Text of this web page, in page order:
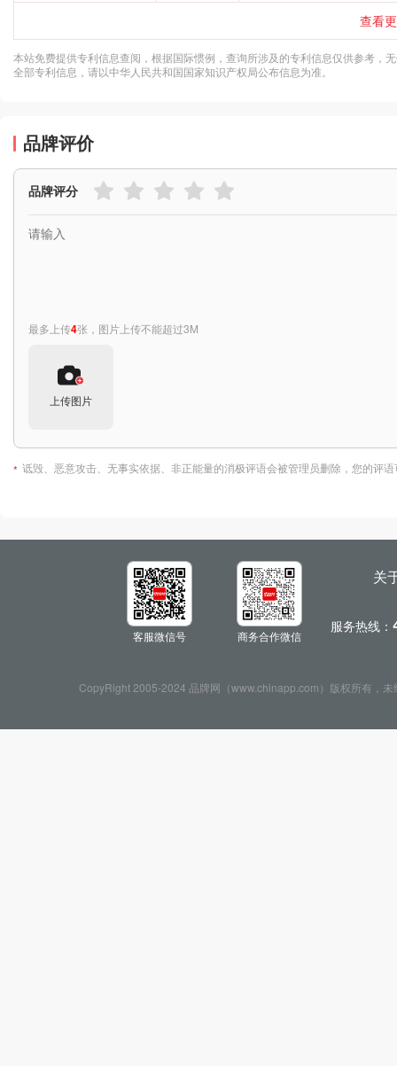
查看
本站免费提供专利信息查阅，根据国际惯例，查询所涉及的专利信息仅供参考，
全部专利信息，请以中华人民共和国国家知识产权局公布信息为准。
品牌评价
品牌评分
最多上传4张，图片上传不能超过3M
上传图片
* 诋毁、恶意攻击、无事实依据、非正能量的消极评语会被管理员删除，您的评
客服微信号 商务合作微信
关
服务热线：
CopyRight 2005-2024 品牌网（www.chinapp.com）版权所有，